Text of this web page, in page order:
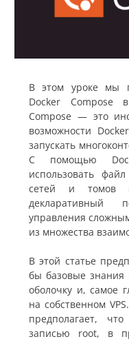
В этом уроке мы
Docker Compose
Compose — это
возможности
запускать
С помощью
использовать
сетей и томов
декларативный
управления
из множества
В этой статье
бы базовые знания
оболочку и, самое
на собственном
предполагает,
записью root, в